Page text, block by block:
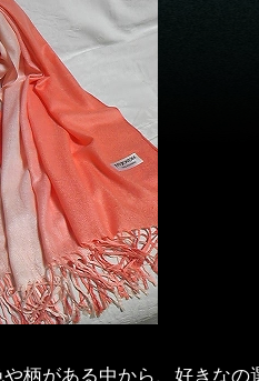
柄がある中から、好きなの